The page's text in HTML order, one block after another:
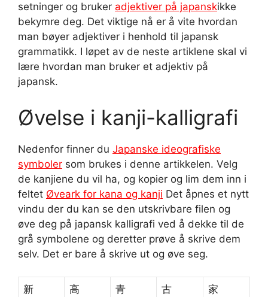
setninger og bruker adjektiver på japanskikke
bekymre deg. Det viktige nå er å vite hvordan
man bøyer adjektiver i henhold til japansk
grammatikk. I løpet av de neste artiklene skal vi
lære hvordan man bruker et adjektiv på
japansk.
Øvelse i kanji-kalligrafi
Nedenfor finner du Japanske ideografiske
symboler som brukes i denne artikkelen. Velg
de kanjiene du vil ha, og kopier og lim dem inn i
feltet Øveark for kana og kanji Det åpnes et nytt
vindu der du kan se den utskrivbare filen og
øve deg på japansk kalligrafi ved å dekke til de
grå symbolene og deretter prøve å skrive dem
selv. Det er bare å skrive ut og øve seg.
新 高 青 古 家